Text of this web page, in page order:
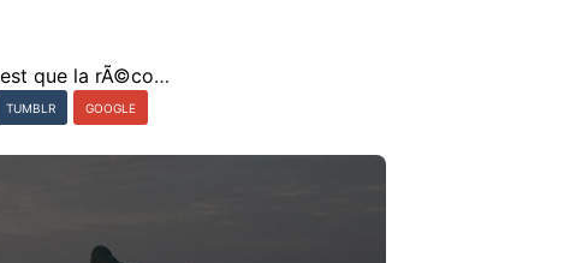
Le bonheur prÃ©sent n'est que la rÃ©compense des travaux passÃ©s.
TUMBLR GOOGLE